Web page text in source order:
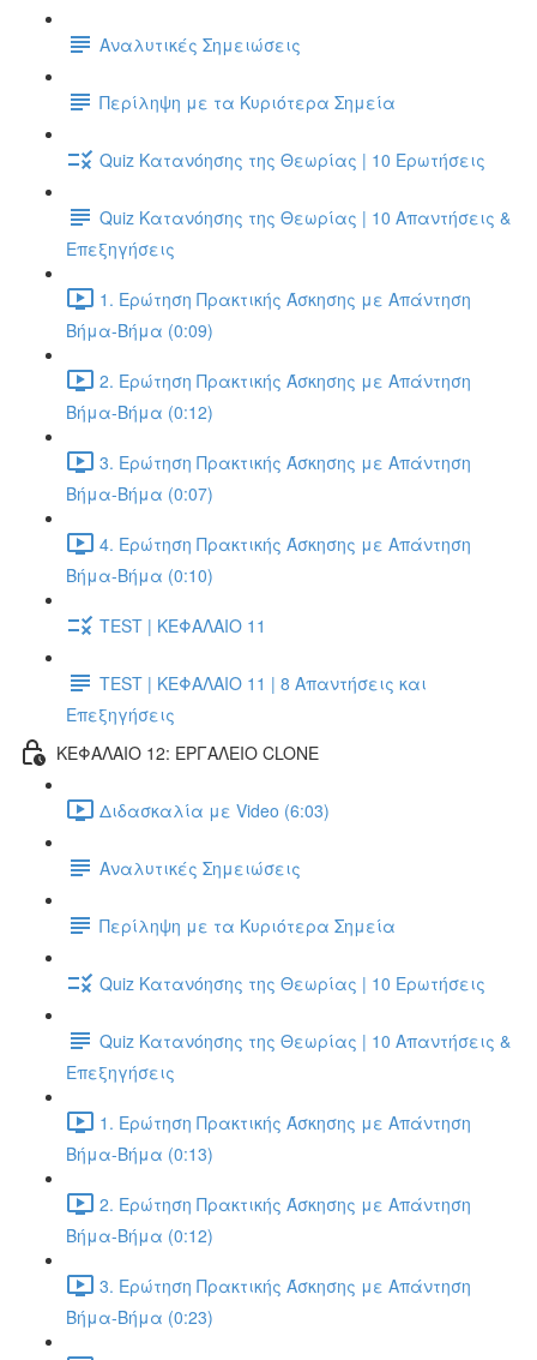
Αναλυτικές Σημειώσεις
Περίληψη με τα Κυριότερα Σημεία
Quiz Κατανόησης της Θεωρίας | 10 Ερωτήσεις
Quiz Κατανόησης της Θεωρίας | 10 Απαντήσεις &
Επεξηγήσεις
1. Ερώτηση Πρακτικής Άσκησης με Απάντηση
Βήμα-Βήμα (0:09)
2. Ερώτηση Πρακτικής Άσκησης με Απάντηση
Βήμα-Βήμα (0:12)
3. Ερώτηση Πρακτικής Άσκησης με Απάντηση
Βήμα-Βήμα (0:07)
4. Ερώτηση Πρακτικής Άσκησης με Απάντηση
Βήμα-Βήμα (0:10)
TEST | ΚΕΦΑΛΑΙΟ 11
TEST | ΚΕΦΑΛΑΙΟ 11 | 8 Απαντήσεις και
Επεξηγήσεις
ΚΕΦΑΛΑΙΟ 12: ΕΡΓΑΛΕΙΟ CLONE
Διδασκαλία με Video (6:03)
Αναλυτικές Σημειώσεις
Περίληψη με τα Κυριότερα Σημεία
Quiz Κατανόησης της Θεωρίας | 10 Ερωτήσεις
Quiz Κατανόησης της Θεωρίας | 10 Απαντήσεις &
Επεξηγήσεις
1. Ερώτηση Πρακτικής Άσκησης με Απάντηση
Βήμα-Βήμα (0:13)
2. Ερώτηση Πρακτικής Άσκησης με Απάντηση
Βήμα-Βήμα (0:12)
3. Ερώτηση Πρακτικής Άσκησης με Απάντηση
Βήμα-Βήμα (0:23)